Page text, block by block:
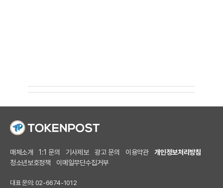
매체소개 1:1 문의 기사제보 광고 문의 이용약관
개인정보처리방침
청소년보호정책
이메일무단수집거부
대표 문의: 02-6674-1012